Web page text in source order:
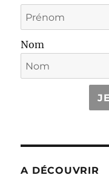
Nom
A DÉCOUVRIR